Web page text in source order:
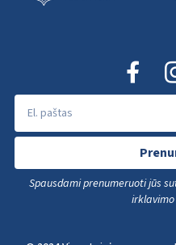
Spausdami prenumeruoti jūs